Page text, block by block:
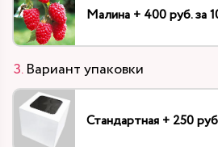
Малина + 400 руб. за
Вариант упаковки
Стандартная + 250